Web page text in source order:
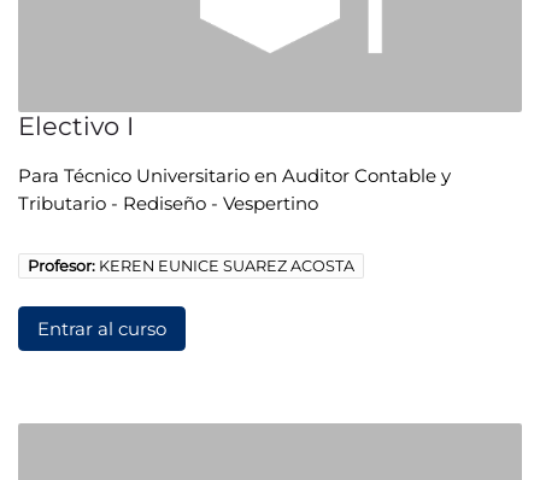
Electivo I
Para Técnico Universitario en Auditor Contable y
Tributario - Rediseño - Vespertino
Profesor: KEREN EUNICE SUAREZ ACOSTA
Entrar al curso